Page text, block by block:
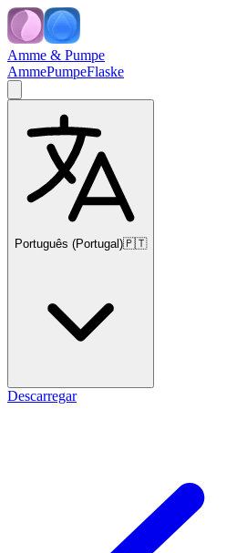
Amme & Pumpe
AmmePumpeFlaske
Português (Portugal)🇵🇹
Descarregar